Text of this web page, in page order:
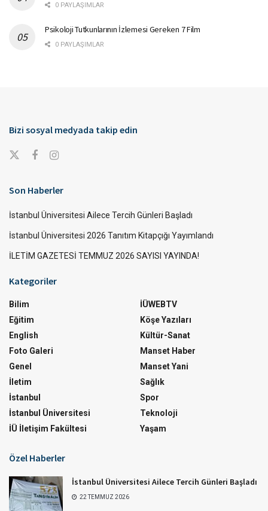
0 PAYLAŞIMLAR
Psikoloji Tutkunlarının İzlemesi Gereken 7 Film
0 PAYLAŞIMLAR
Bizi sosyal medyada takip edin
Son Haberler
İstanbul Üniversitesi Ailece Tercih Günleri Başladı
İstanbul Üniversitesi 2026 Tanıtım Kitapçığı Yayımlandı
İLETİM GAZETESİ TEMMUZ 2026 SAYISI YAYINDA!
Kategoriler
Bilim
Eğitim
English
Foto Galeri
Genel
İletim
İstanbul
İstanbul Üniversitesi
İÜ İletişim Fakültesi
İÜWEBTV
Köşe Yazıları
Kültür-Sanat
Manset Haber
Manset Yani
Sağlık
Spor
Teknoloji
Yaşam
Özel Haberler
İstanbul Üniversitesi Ailece Tercih Günleri Başladı
22 TEMMUZ 2026